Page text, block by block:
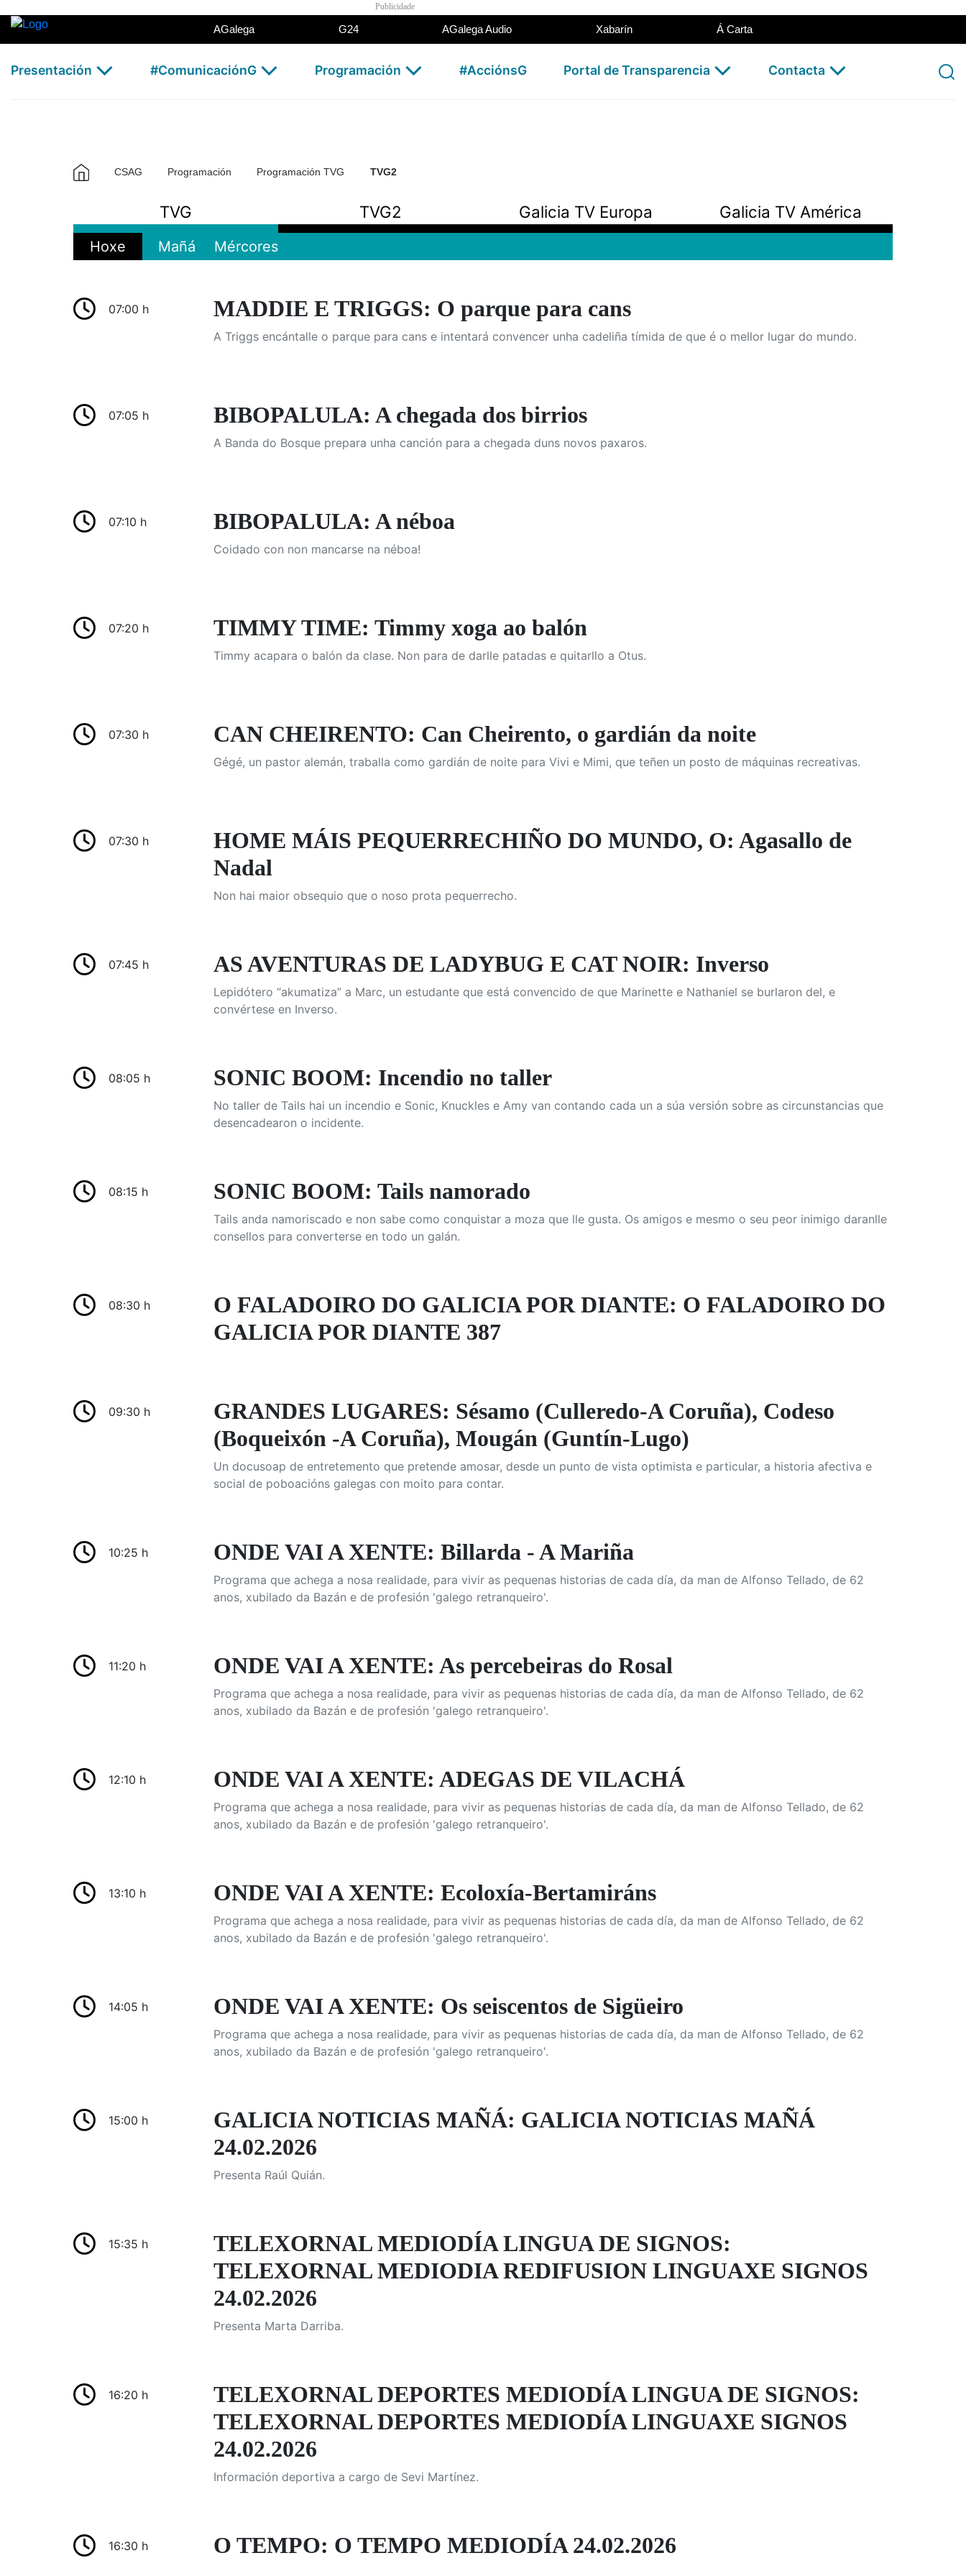
Skip to Main Content
TVG2 - CSAG Publicidade
AGalega G24 AGalega Audio Xabarín Á Carta
Presentación #ComunicaciónG Programación #AcciónsG Portal de Transparencia Contacta
CSAG Programación Programación TVG TVG2
TVG TVG2 Galicia TV Europa Galicia TV América
Hoxe Mañá Mércores
07:00 h MADDIE E TRIGGS: O parque para cans
A Triggs encántalle o parque para cans e intentará convencer unha cadeliña tímida de que é o mellor lugar do mundo.
07:05 h BIBOPALULA: A chegada dos birrios
A Banda do Bosque prepara unha canción para a chegada duns novos paxaros.
07:10 h BIBOPALULA: A néboa
Coidado con non mancarse na néboa!
07:20 h TIMMY TIME: Timmy xoga ao balón
Timmy acapara o balón da clase. Non para de darlle patadas e quitarllo a Otus.
07:30 h CAN CHEIRENTO: Can Cheirento, o gardián da noite
Gégé, un pastor alemán, traballa como gardián de noite para Vivi e Mimi, que teñen un posto de máquinas recreativas.
07:30 h
HOME MÁIS PEQUERRECHIÑO DO MUNDO, O: Agasallo de
Nadal
Non hai maior obsequio que o noso prota pequerrecho.
07:45 h AS AVENTURAS DE LADYBUG E CAT NOIR: Inverso
Lepidótero “akumatiza” a Marc, un estudante que está convencido de que Marinette e Nathaniel se burlaron del, e
convértese en Inverso.
08:05 h SONIC BOOM: Incendio no taller
No taller de Tails hai un incendio e Sonic, Knuckles e Amy van contando cada un a súa versión sobre as circunstancias que
desencadearon o incidente.
08:15 h SONIC BOOM: Tails namorado
Tails anda namoriscado e non sabe como conquistar a moza que lle gusta. Os amigos e mesmo o seu peor inimigo daranlle
consellos para converterse en todo un galán.
08:30 h
O FALADOIRO DO GALICIA POR DIANTE: O FALADOIRO DO
GALICIA POR DIANTE 387
09:30 h
GRANDES LUGARES: Sésamo (Culleredo-A Coruña), Codeso
(Boqueixón -A Coruña), Mougán (Guntín-Lugo)
Un docusoap de entretemento que pretende amosar, desde un punto de vista optimista e particular, a historia afectiva e
social de poboacións galegas con moito para contar.
10:25 h ONDE VAI A XENTE: Billarda - A Mariña
Programa que achega a nosa realidade, para vivir as pequenas historias de cada día, da man de Alfonso Tellado, de 62
anos, xubilado da Bazán e de profesión 'galego retranqueiro'.
11:20 h ONDE VAI A XENTE: As percebeiras do Rosal
Programa que achega a nosa realidade, para vivir as pequenas historias de cada día, da man de Alfonso Tellado, de 62
anos, xubilado da Bazán e de profesión 'galego retranqueiro'.
12:10 h ONDE VAI A XENTE: ADEGAS DE VILACHÁ
Programa que achega a nosa realidade, para vivir as pequenas historias de cada día, da man de Alfonso Tellado, de 62
anos, xubilado da Bazán e de profesión 'galego retranqueiro'.
13:10 h ONDE VAI A XENTE: Ecoloxía-Bertamiráns
Programa que achega a nosa realidade, para vivir as pequenas historias de cada día, da man de Alfonso Tellado, de 62
anos, xubilado da Bazán e de profesión 'galego retranqueiro'.
14:05 h ONDE VAI A XENTE: Os seiscentos de Sigüeiro
Programa que achega a nosa realidade, para vivir as pequenas historias de cada día, da man de Alfonso Tellado, de 62
anos, xubilado da Bazán e de profesión 'galego retranqueiro'.
15:00 h
GALICIA NOTICIAS MAÑÁ: GALICIA NOTICIAS MAÑÁ
24.02.2026
Presenta Raúl Quián.
15:35 h
TELEXORNAL MEDIODÍA LINGUA DE SIGNOS:
TELEXORNAL MEDIODIA REDIFUSION LINGUAXE SIGNOS
24.02.2026
Presenta Marta Darriba.
16:20 h
TELEXORNAL DEPORTES MEDIODÍA LINGUA DE SIGNOS:
TELEXORNAL DEPORTES MEDIODÍA LINGUAXE SIGNOS
24.02.2026
Información deportiva a cargo de Sevi Martínez.
16:30 h O TEMPO: O TEMPO MEDIODÍA 24.02.2026